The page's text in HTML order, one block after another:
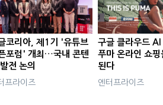
코리아, 제1기 '유튜브
포럼' 개최…국내 콘텐
전 논의
프라이즈
구글 클라우드 AI
푸마 온라인 쇼핑
된다
엔터프라이즈